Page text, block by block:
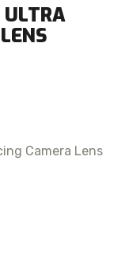
Camera Lens